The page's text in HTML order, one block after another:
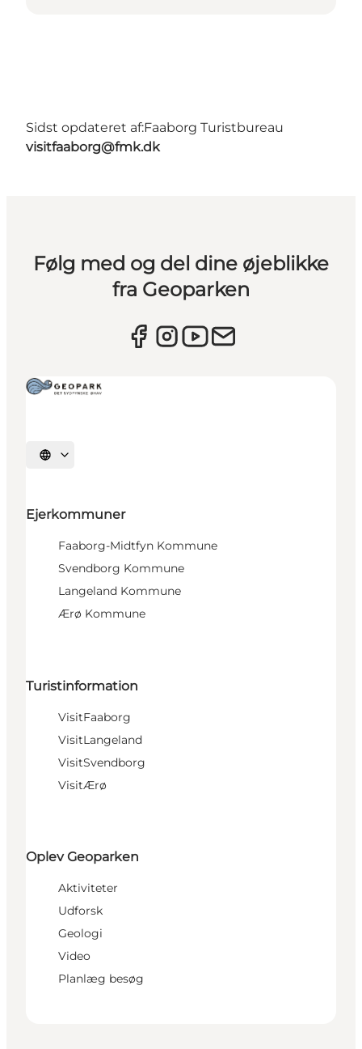
Sidst opdateret af:Faaborg Turistbureau
visitfaaborg@fmk.dk
Følg med og del dine øjeblikke
fra Geoparken
Vælg sprog
Ejerkommuner
Faaborg-Midtfyn Kommune
Svendborg Kommune
Langeland Kommune
Ærø Kommune
Turistinformation
VisitFaaborg
VisitLangeland
VisitSvendborg
VisitÆrø
Oplev Geoparken
Aktiviteter
Udforsk
Geologi
Video
Planlæg besøg